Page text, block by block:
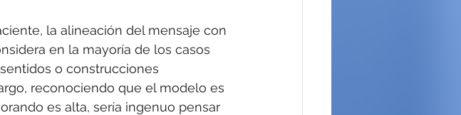
la alineación del mensaje con
en la mayoría de los casos
o construcciones
reconociendo que el modelo es
es alta, sería ingenuo pensar